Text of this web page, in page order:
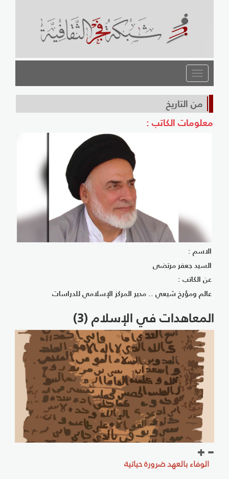
القائمة
من التاريخ
معلومات الكاتب :
الاسم :
السيد جعفر مرتضى
عن الكاتب :
عالم ومؤرخ شيعي .. مدير المركز الإسلامي للدراسات
المعاهدات في الإسلام (3)
الوفاء بالعهد ضرورة حياتية